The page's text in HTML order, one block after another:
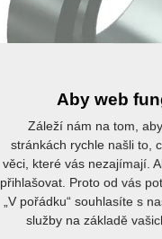
Aby web
Záleží nám na tom,
stránkách rychle našli to,
věci, které vás nezajímají.
přihlašovat. Proto od vás
„V pořádku“ souhlasíte s
služby na základě